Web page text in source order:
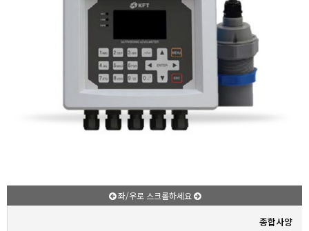
좌/우로 스크롤하세요
종합사양